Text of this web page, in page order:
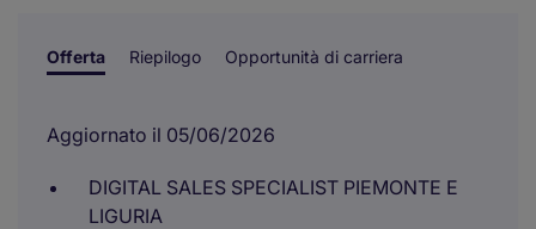
Offerta Riepilogo Opportunità di carriera
Aggiornato il 05/06/2026
DIGITAL SALES SPECIALIST PIEMONTE E
LIGURIA